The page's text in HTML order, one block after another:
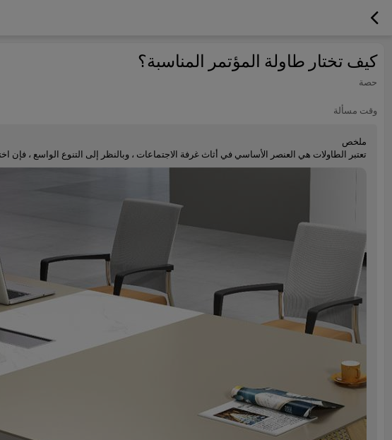
كيف تختار طاولة المؤتمر المناسبة؟
حصة
وقت مسألة
ملخص
تعتبر الطاولات هي العنصر الأساسي في أثاث غرفة الاجتماعات ، وبالنظر إلى التنوع الواسع ،